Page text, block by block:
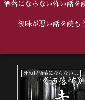
洒落にならない怖い話を
後味が悪い話を読も
死ぬ程洒落にならない怖い話